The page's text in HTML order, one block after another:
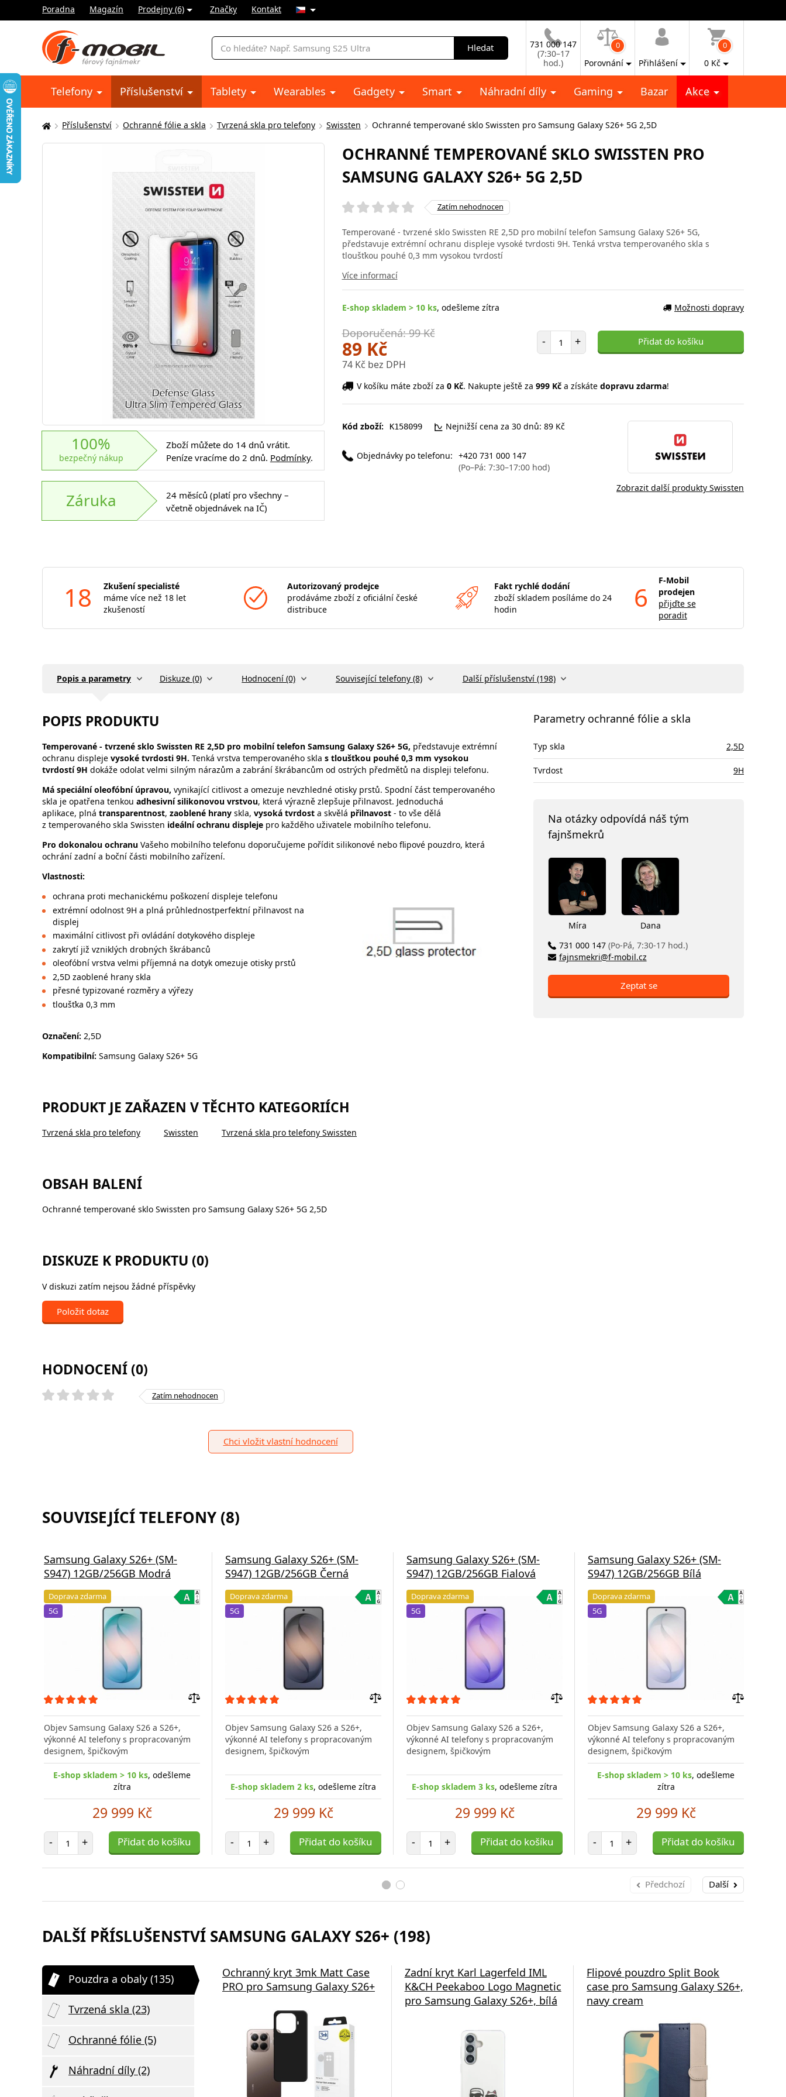
Poradna Magazín Prodejny (6) Značky Kontakt
Vyhledávání
Hledat
731 000 147
(7:30–17
hod.)
0
Porovnání Přihlášení
0
0 Kč
Telefony Příslušenství Tablety Wearables Gadgety Smart Náhradní díly Gaming Bazar Akce
Zde
se
Příslušenství Ochranné fólie a skla Tvrzená skla pro telefony Swissten Ochranné temperované sklo Swissten pro Samsung Galaxy S26+ 5G 2,5D
100%
bezpečný nákup
Zboží můžete do 14 dnů vrátit.
Peníze vracíme do 2 dnů. Podmínky.
Záruka
24 měsíců (platí pro všechny –
včetně objednávek na IČ)
OCHRANNÉ TEMPEROVANÉ SKLO SWISSTEN PRO
SAMSUNG GALAXY S26+ 5G 2,5D
Zatím nehodnocen
Temperované - tvrzené sklo Swissten RE 2,5D pro mobilní telefon Samsung Galaxy S26+ 5G,
představuje extrémní ochranu displeje vysoké tvrdosti 9H. Tenká vrstva temperovaného skla s
tloušťkou pouhé 0,3 mm vysokou tvrdostí
Více informací
E-shop skladem > 10 ks, odešleme zítra Možnosti dopravy
Doporučená: 99 Kč
89 Kč
74 Kč bez DPH
- Počet položek
+ Přidat do košíku
V košíku máte zboží za 0 Kč. Nakupte ještě za 999 Kča získáte dopravu zdarma!
Kód zboží: K158099 Nejnižší cena za 30 dnů: 89 Kč
Objednávky po telefonu: +420 731 000 147
(Po–Pá: 7:30–17:00 hod)
Zobrazit další produkty Swissten
18
Zkušení specialisté
máme více než 18 let
zkušeností
Autorizovaný prodejce
prodáváme zboží z oficiální české
distribuce
Fakt rychlé dodání
zboží skladem posíláme do 24
hodin
6
F-Mobil
prodejen
přijďte se
poradit
Popis a parametry Diskuze (0) Hodnocení (0) Související telefony (8) Další příslušenství (198)
POPIS PRODUKTU
Temperované - tvrzené sklo Swissten RE 2,5D pro mobilní telefon Samsung Galaxy S26+ 5G, představuje extrémní
ochranu displeje vysoké tvrdosti 9H. Tenká vrstva temperovaného skla s tloušťkou pouhé 0,3 mm vysokou
tvrdostí 9H dokáže odolat velmi silným nárazům a zabrání škrábancům od ostrých předmětů na displeji telefonu.
Má speciální oleofóbní úpravou, vynikající citlivost a omezuje nevzhledné otisky prstů. Spodní část temperovaného
skla je opatřena tenkou adhesivní silikonovou vrstvou, která výrazně zlepšuje přilnavost. Jednoduchá
aplikace, plná transparentnost, zaoblené hrany skla, vysoká tvrdost a skvělá přilnavost - to vše dělá
z temperovaného skla Swissten ideální ochranu displeje pro každěho uživatele mobilního telefonu.
Pro dokonalou ochranu Vašeho mobilního telefonu doporučujeme pořídit silikonové nebo flipové pouzdro, která
ochrání zadní a boční části mobilního zařízení.
Vlastnosti:
ochrana proti mechanickému poškození displeje telefonu
extrémní odolnost 9H a plná průhlednostperfektní přilnavost na
displej
maximální citlivost při ovládání dotykového displeje
zakrytí již vzniklých drobných škrábanců
oleofóbní vrstva velmi příjemná na dotyk omezuje otisky prstů
2,5D zaoblené hrany skla
přesné typizované rozměry a výřezy
tloušťka 0,3 mm
Označení: 2,5D
Kompatibilní: Samsung Galaxy S26+ 5G
PRODUKT JE ZAŘAZEN V TĚCHTO KATEGORIÍCH
Tvrzená skla pro telefony Swissten Tvrzená skla pro telefony Swissten
OBSAH BALENÍ
Ochranné temperované sklo Swissten pro Samsung Galaxy S26+ 5G 2,5D
DISKUZE K PRODUKTU (0)
V diskuzi zatím nejsou žádné příspěvky
Položit dotaz
HODNOCENÍ (0)
Zatím nehodnocen
Chci vložit vlastní hodnocení
Parametry ochranné fólie a skla
Typ skla 2,5D
Tvrdost 9H
Na otázky odpovídá náš tým
fajnšmekrů
Míra
Dana
731 000 147 (Po-Pá, 7:30-17 hod.)
fajnsmekri@f-mobil.cz
Zeptat se
SOUVISEJÍCÍ TELEFONY (8)
Samsung Galaxy S26+ (SM-
S947) 12GB/256GB Modrá
Doprava zdarma
5G
porovnání
Objev Samsung Galaxy S26 a S26+,
výkonné AI telefony s propracovaným
designem, špičkovým
E-shop skladem > 10 ks, odešleme
zítra
29 999 Kč
- Počet položek
+ Přidat do košíku
Samsung Galaxy S26+ (SM-
S947) 12GB/256GB Černá
Doprava zdarma
5G
porovnání
Objev Samsung Galaxy S26 a S26+,
výkonné AI telefony s propracovaným
designem, špičkovým
E-shop skladem 2 ks, odešleme zítra
29 999 Kč
- Počet položek
+ Přidat do košíku
Samsung Galaxy S26+ (SM-
S947) 12GB/256GB Fialová
Doprava zdarma
5G
porovnání
Objev Samsung Galaxy S26 a S26+,
výkonné AI telefony s propracovaným
designem, špičkovým
E-shop skladem 3 ks, odešleme zítra
29 999 Kč
- Počet položek
+ Přidat do košíku
Samsung Galaxy S26+ (SM-
S947) 12GB/256GB Bílá
Doprava zdarma
5G
Objev Samsung Galaxy S26 a S26+,
výkonné AI telefony s propracovaným
designem, špičkovým
E-shop skladem > 10 ks, odešleme
zítra
29 999 Kč
- Počet položek
+ Přidat do košíku
Předchozí Další
DALŠÍ PŘÍSLUŠENSTVÍ SAMSUNG GALAXY S26+ (198)
Pouzdra a obaly (135)
Tvrzená skla (23)
Ochranné fólie (5)
Náhradní díly (2)
Ochranný kryt 3mk Matt Case
PRO pro Samsung Galaxy S26+
Zadní kryt Karl Lagerfeld IML
K&CH Peekaboo Logo Magnetic
pro Samsung Galaxy S26+, bílá
Flipové pouzdro Split Book
case pro Samsung Galaxy S26+,
navy cream